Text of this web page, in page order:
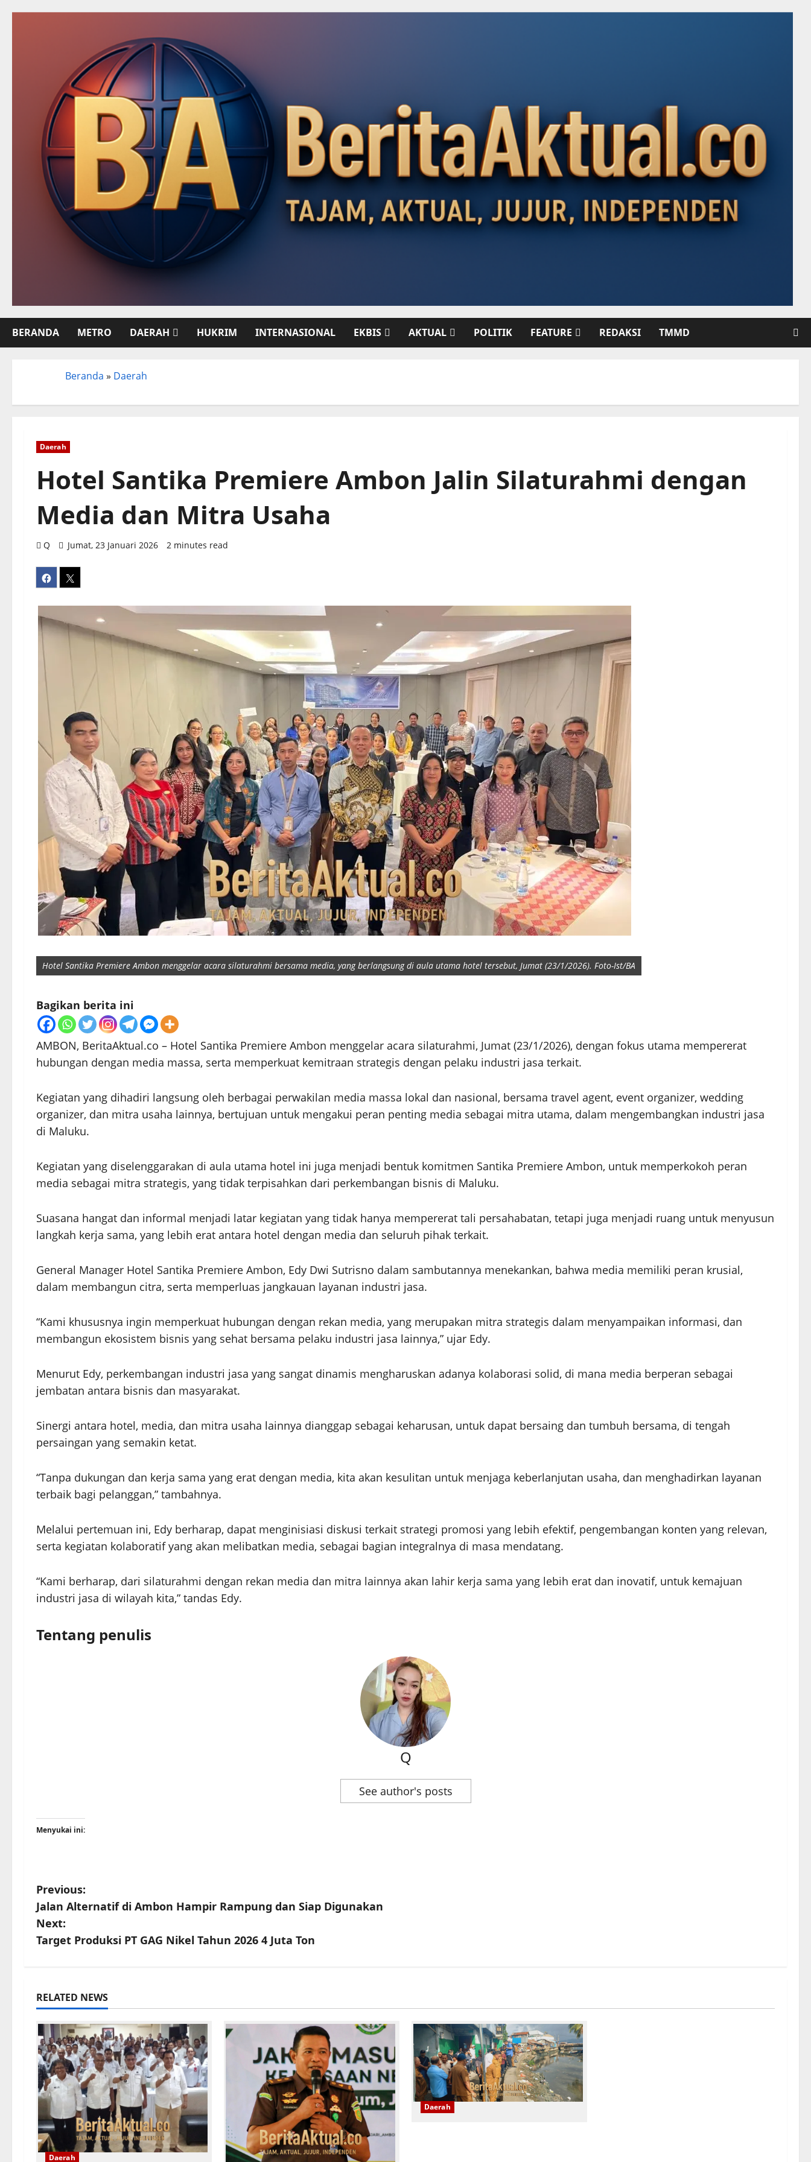
BERANDA METRO DAERAH HUKRIM INTERNASIONAL EKBIS AKTUAL POLITIK FEATURE REDAKSI TMMD
Beranda » Daerah
Daerah
Hotel Santika Premiere Ambon Jalin Silaturahmi dengan
Media dan Mitra Usaha
Q Jumat, 23 Januari 2026 2 minutes read
Hotel Santika Premiere Ambon menggelar acara silaturahmi bersama media, yang berlangsung di aula utama hotel tersebut, Jumat (23/1/2026). Foto-Ist/BA
Bagikan berita ini
AMBON, BeritaAktual.co – Hotel Santika Premiere Ambon menggelar acara silaturahmi, Jumat (23/1/2026), dengan fokus utama mempererat
hubungan dengan media massa, serta memperkuat kemitraan strategis dengan pelaku industri jasa terkait.
Kegiatan yang dihadiri langsung oleh berbagai perwakilan media massa lokal dan nasional, bersama travel agent, event organizer, wedding
organizer, dan mitra usaha lainnya, bertujuan untuk mengakui peran penting media sebagai mitra utama, dalam mengembangkan industri jasa
di Maluku.
Kegiatan yang diselenggarakan di aula utama hotel ini juga menjadi bentuk komitmen Santika Premiere Ambon, untuk memperkokoh peran
media sebagai mitra strategis, yang tidak terpisahkan dari perkembangan bisnis di Maluku.
Suasana hangat dan informal menjadi latar kegiatan yang tidak hanya mempererat tali persahabatan, tetapi juga menjadi ruang untuk menyusun
langkah kerja sama, yang lebih erat antara hotel dengan media dan seluruh pihak terkait.
General Manager Hotel Santika Premiere Ambon, Edy Dwi Sutrisno dalam sambutannya menekankan, bahwa media memiliki peran krusial,
dalam membangun citra, serta memperluas jangkauan layanan industri jasa.
“Kami khususnya ingin memperkuat hubungan dengan rekan media, yang merupakan mitra strategis dalam menyampaikan informasi, dan
membangun ekosistem bisnis yang sehat bersama pelaku industri jasa lainnya,” ujar Edy.
Menurut Edy, perkembangan industri jasa yang sangat dinamis mengharuskan adanya kolaborasi solid, di mana media berperan sebagai
jembatan antara bisnis dan masyarakat.
Sinergi antara hotel, media, dan mitra usaha lainnya dianggap sebagai keharusan, untuk dapat bersaing dan tumbuh bersama, di tengah
persaingan yang semakin ketat.
“Tanpa dukungan dan kerja sama yang erat dengan media, kita akan kesulitan untuk menjaga keberlanjutan usaha, dan menghadirkan layanan
terbaik bagi pelanggan,” tambahnya.
Melalui pertemuan ini, Edy berharap, dapat menginisiasi diskusi terkait strategi promosi yang lebih efektif, pengembangan konten yang relevan,
serta kegiatan kolaboratif yang akan melibatkan media, sebagai bagian integralnya di masa mendatang.
“Kami berharap, dari silaturahmi dengan rekan media dan mitra lainnya akan lahir kerja sama yang lebih erat dan inovatif, untuk kemajuan
industri jasa di wilayah kita,” tandas Edy.
Tentang penulis
Q
See author's posts
Menyukai ini:
Previous:
Jalan Alternatif di Ambon Hampir Rampung dan Siap Digunakan
Next:
Target Produksi PT GAG Nikel Tahun 2026 4 Juta Ton
RELATED NEWS
Daerah
Daerah